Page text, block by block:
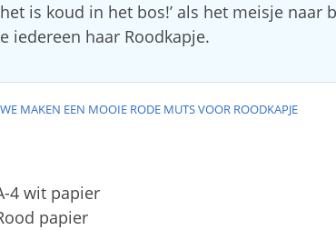
is koud in het bos!’ als het meisje naar
iedereen haar Roodkapje.
WE MAKEN EEN MOOIE RODE MUTS VOOR ROODKAPJE
4 wit papier
papier